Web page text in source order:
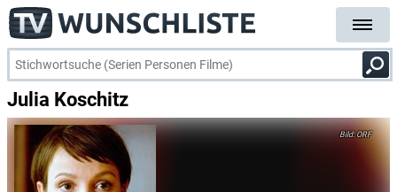
Julia Koschitz
ORF